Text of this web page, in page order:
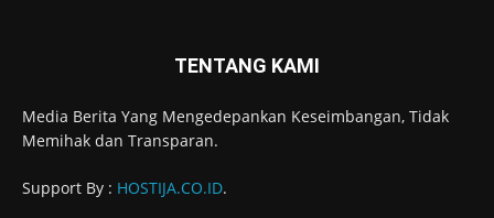
TENTANG KAMI
Media Berita Yang Mengedepankan Keseimbangan, Tidak
Memihak dan Transparan.
Support By : HOSTIJA.CO.ID.